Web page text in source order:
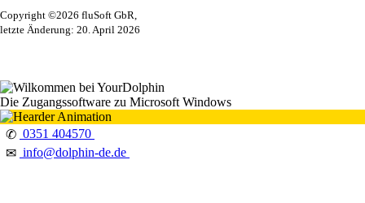
Copyright ©2026 fluSoft GbR,
letzte Änderung: 20. April 2026
Die Zugangssoftware zu Microsoft Windows
✆ 0351 404570
✉ info@dolphin-de.de